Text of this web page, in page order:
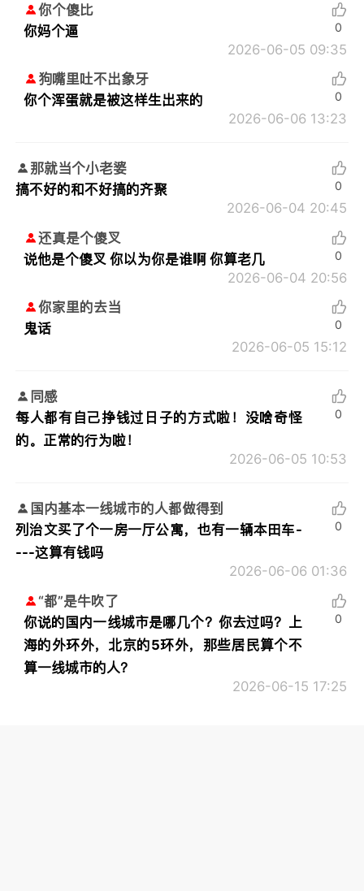
你个傻比
你妈个逼
2026-06-05 09:35
0
狗嘴里吐不出象牙
你个浑蛋就是被这样生出来的
2026-06-06 13:23
0
那就当个小老婆
搞不好的和不好搞的齐聚
2026-06-04 20:45
0
还真是个傻叉
说他是个傻叉 你以为你是谁啊 你算老几
2026-06-04 20:56
0
你家里的去当
鬼话
2026-06-05 15:12
0
同感
每人都有自己挣钱过日子的方式啦！没啥奇怪
的。正常的行为啦！
2026-06-05 10:53
0
国内基本一线城市的人都做得到
列治文买了个一房一厅公寓，也有一辆本田车-
---这算有钱吗
2026-06-06 01:36
0
“都”是牛吹了
你说的国内一线城市是哪几个？你去过吗？上
海的外环外，北京的5环外，那些居民算个不
算一线城市的人？
2026-06-15 17:25
0